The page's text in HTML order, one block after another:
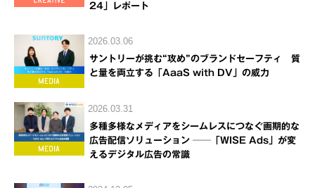
24」レポート
2026.03.06
サントリーが挑む“攻め”のブランドセーフティ 質
と量を両立する「AaaS with DV」の威力
2026.03.31
多種多様なメディアをシームレスにつなぐ画期的な
広告配信ソリューション ──「WISE Ads」が変
えるデジタル広告の常識